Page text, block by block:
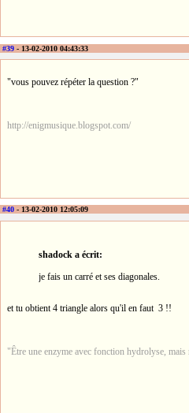
#39 - 13-02-2010 04:43:33
"vous pouvez répéter la question ?"
http://enigmusique.blogspot.com/
#40 - 13-02-2010 12:05:09
shadock a écrit:
je fais un carré et ses diagonales.
et tu obtient 4 triangle alors qu'il en faut 3 !!
"Être une enzyme avec fonction hydrolyse,